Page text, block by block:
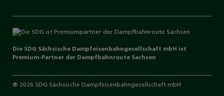
Die SDG Sächsische Dampfeisenbahngesellschaft mbH ist
Premium-Partner der Dampfbahnroute Sachsen
® 2026 SDG Sächsische Dampfeisenbahngesellschaft mbH